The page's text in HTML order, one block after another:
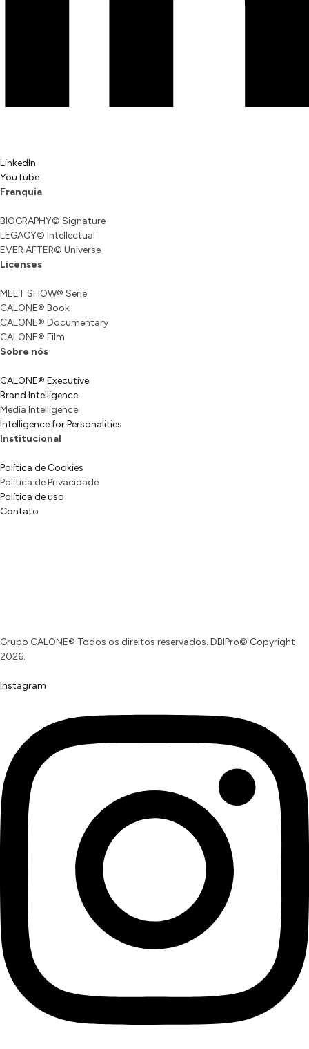
LinkedIn
YouTube
Franquia
BIOGRAPHY© Signature
LEGACY© Intellectual
EVER AFTER© Universe
Licenses
MEET SHOW® Serie
CALONE® Book
CALONE® Documentary
CALONE® Film
Sobre nós
CALONE® Executive
Brand Intelligence
Media Intelligence
Intelligence for Personalities
Institucional
Política de Cookies
Política de Privacidade
Política de uso
Contato
Grupo CALONE® Todos os direitos reservados. DBIPro© Copyright
2026.
Instagram